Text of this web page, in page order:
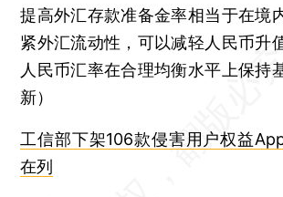
提高外汇存款准备金率相当于在境
紧外汇流动性，可以减轻人民币升
人民币汇率在合理均衡水平上保持
新）
工信部下架106款侵害用户权益
在列